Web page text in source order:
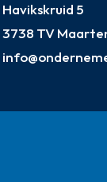
Havikskruid 5
3738 TV